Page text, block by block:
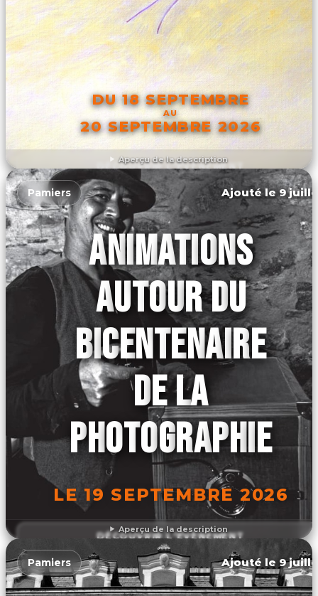
Aperçu de la description
DU 18 SEPTEMBRE
AU
20 SEPTEMBRE 2026
DÉCOUVRIR L'ÉVÉNEMENT
Aperçu de la description
Pamiers Ajouté le 9
ANIMATIONS
AUTOUR DU
BICENTENAIRE
DE LA
PHOTOGRAPHIE
LE 19 SEPTEMBRE 2026
DÉCOUVRIR L'ÉVÉNEMENT
Pamiers Ajouté le 9